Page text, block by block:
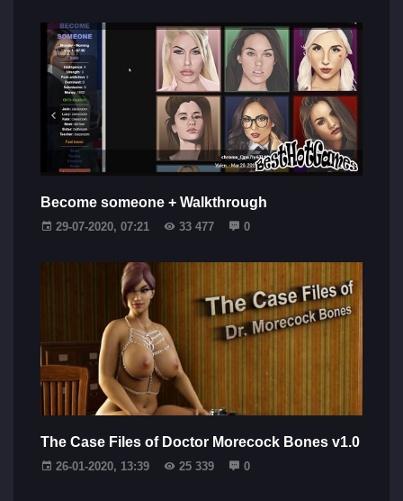
Become someone + Walkthrough
29-07-2020, 07:21 33 477 0
The Case Files of Doctor Morecock Bones v1.0
26-01-2020, 13:39 25 339 0